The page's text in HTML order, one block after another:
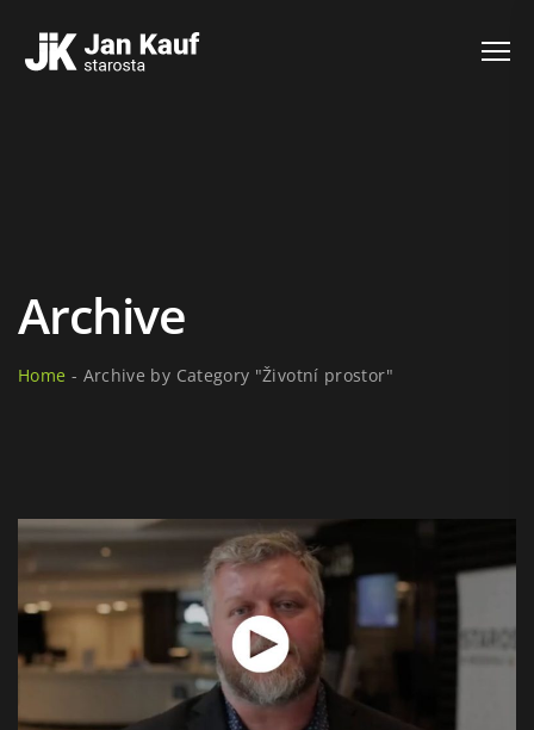
Archive
Home - Archive by Category "Životní prostor"